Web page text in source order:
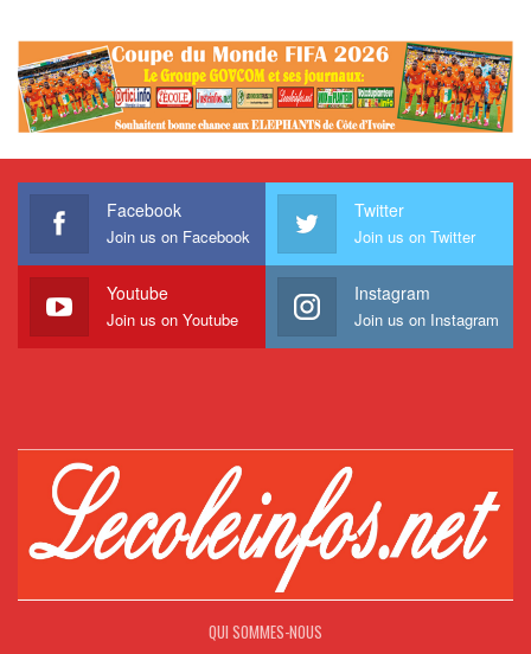
Facebook
Join us on Facebook
Twitter
Join us on Twitter
Youtube
Join us on Youtube
Instagram
Join us on Instagram
QUI SOMMES-NOUS